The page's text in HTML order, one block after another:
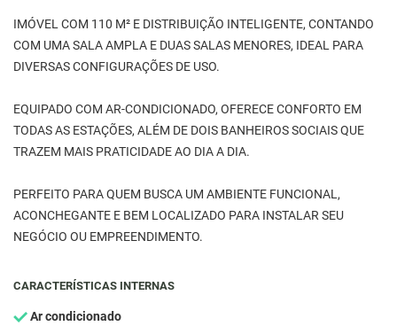
IMÓVEL COM 110 M² E DISTRIBUIÇÃO INTELIGENTE, CONTANDO
COM UMA SALA AMPLA E DUAS SALAS MENORES, IDEAL PARA
DIVERSAS CONFIGURAÇÕES DE USO.
EQUIPADO COM AR-CONDICIONADO, OFERECE CONFORTO EM
TODAS AS ESTAÇÕES, ALÉM DE DOIS BANHEIROS SOCIAIS QUE
TRAZEM MAIS PRATICIDADE AO DIA A DIA.
PERFEITO PARA QUEM BUSCA UM AMBIENTE FUNCIONAL,
ACONCHEGANTE E BEM LOCALIZADO PARA INSTALAR SEU
NEGÓCIO OU EMPREENDIMENTO.
CARACTERÍSTICAS INTERNAS
Ar condicionado